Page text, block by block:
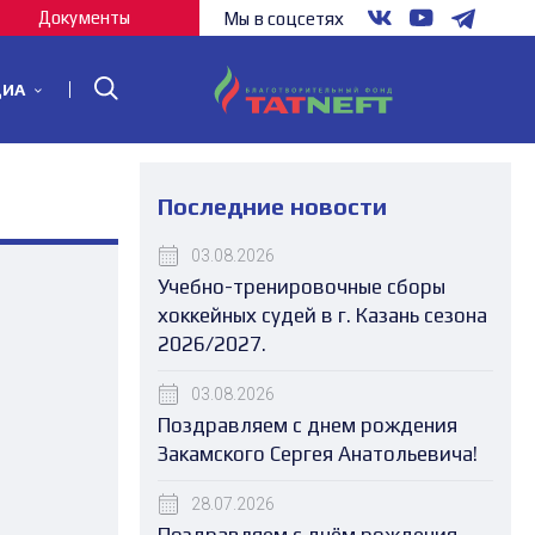
Документы Мы в соцсетях
Последние новости
03.08.2026
Учебно-тренировочные сборы
хоккейных судей в г. Казань сезона
2026/2027.
03.08.2026
Поздравляем с днем рождения
Закамского Сергея Анатольевича!
28.07.2026